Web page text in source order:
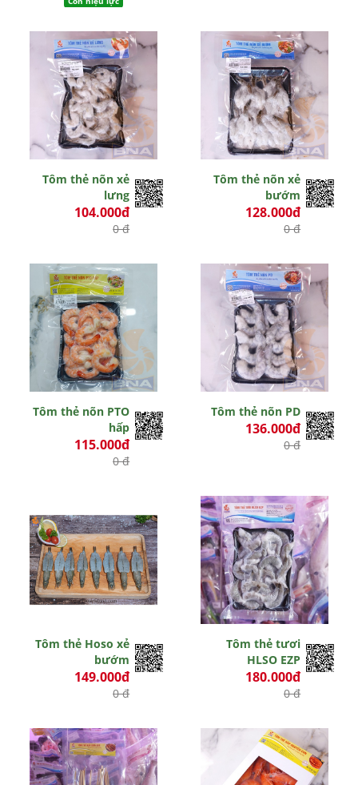
Tôm thẻ nõn xẻ
lưng
104.000đ
0 đ
Tôm thẻ nõn xẻ
bướm
128.000đ
0 đ
Tôm thẻ nõn PTO
hấp
115.000đ
0 đ
Tôm thẻ nõn PD
136.000đ
0 đ
Tôm thẻ Hoso xẻ
bướm
149.000đ
0 đ
Tôm thẻ tươi
HLSO EZP
180.000đ
0 đ